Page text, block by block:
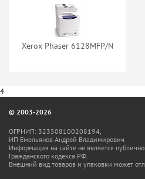
675K69244
нет в наличии
Xerox Phaser 6128MFP/N
4
© 2003-2026
ОГРНИП: 323508100208194,
ИП Емельянов Андрей Владимирович
Информация на сайте не является
Гражданского кодекса РФ.
Внешний вид товаров и упаковки может